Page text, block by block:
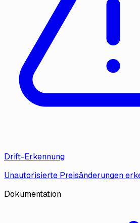
Drift-Erkennung
Unautorisierte Preisänderungen
Dokumentation